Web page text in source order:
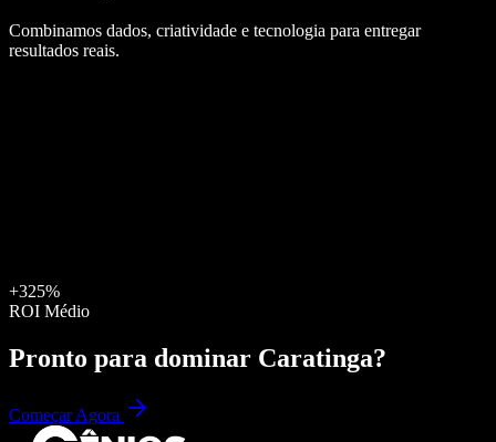
Combinamos dados, criatividade e tecnologia para entregar
resultados reais.
+325%
ROI Médio
Pronto para dominar Caratinga?
Começar Agora